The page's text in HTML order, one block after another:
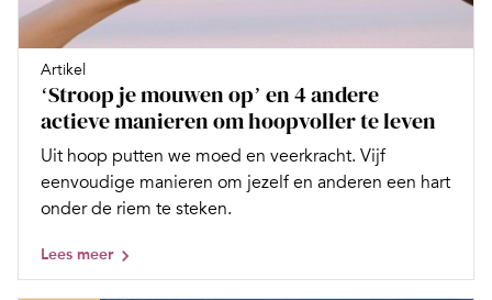
Artikel
ʻStroop je mouwen opʼ en 4 andere
actieve manieren om hoopvoller te leven
Uit hoop putten we moed en veerkracht. Vijf
eenvoudige manieren om jezelf en anderen een hart
onder de riem te steken.
Lees meer